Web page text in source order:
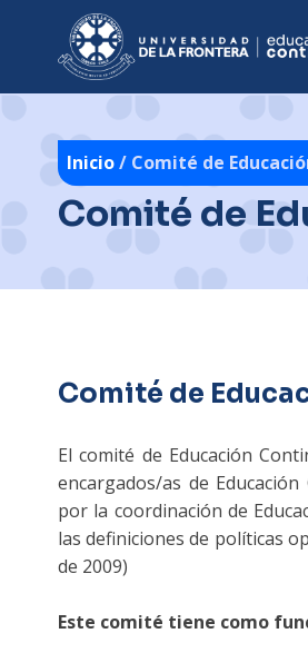
Inicio/ Comité de
Comité de
Comité de
El comité de Educación
encargados/as de
por la coordinación de
las definiciones de políticas
de 2009)
Este comité tiene como